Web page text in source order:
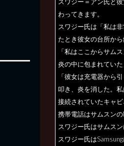
わってきます。
スワジー氏は「私は
たとき彼女の台所か
「私はここからサム
炎の中に包まれていた
「彼女は充電器から
叩き、炎を消した。
接続されていたキャ
携帯電話はサムスンの
スワジー氏はサムス
スワジー氏は